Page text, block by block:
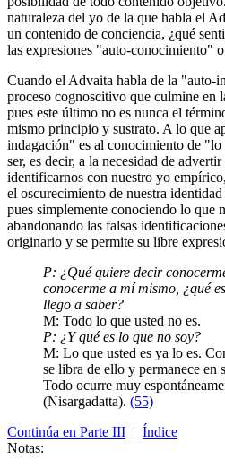
naturaleza del yo de la que habla el
un contenido de conciencia, ¿qué
las expresiones "auto-conocimiento"
Cuando el Advaita habla de la "auto-
proceso cognoscitivo que culmine en
pues este último no es nunca el
mismo principio y sustrato. A lo que
indagación" es al conocimiento de "lo
ser, es decir, a la necesidad de
identificarnos con nuestro yo
el oscurecimiento de nuestra
pues simplemente conociendo lo que
abandonando las falsas
originario y se permite su libre
P: ¿Qué quiere decir
conocerme a mí mismo, ¿qué
llego a saber?
M: Todo lo que usted no es.
P: ¿Y qué es lo que no soy?
M: Lo que usted es ya lo es.
se libra de ello y permanece en
Todo ocurre muy
(Nisargadatta). (55)
Continúa en Parte III | Índice
Notas: